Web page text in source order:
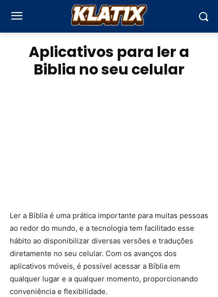
Aplicativos para ler a
Biblia no seu celular
Ler a Bíblia é uma prática importante para muitas pessoas
ao redor do mundo, e a tecnologia tem facilitado esse
hábito ao disponibilizar diversas versões e traduções
diretamente no seu celular. Com os avanços dos
aplicativos móveis, é possível acessar a Bíblia em
qualquer lugar e a qualquer momento, proporcionando
conveniência e flexibilidade.